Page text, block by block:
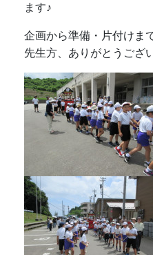
ます♪
企画から準備・片付けま
先生方、ありがとうござ